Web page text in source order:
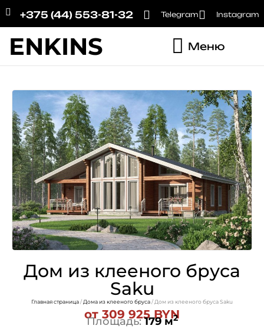
+375 (44) 553-81-32 Telegram Instagram
ENKINS Меню
Дом из клееного бруса
Saku
Главная страница/ Дома из клееного бруса/ Дом из клееного бруса Saku
от 309 925 BYN
Площадь: 179м2